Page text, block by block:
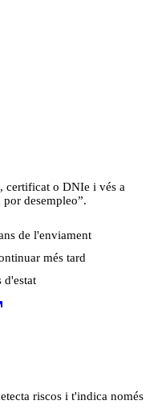
certificat o DNIe i vés a
desempleo”.
de l'enviament
més tard
d'estat
riscos i t'indica només